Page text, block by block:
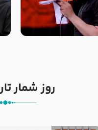
عبّاس، صاحب دل‌هاست –
طاهری – عزاداری شب
روز شمار